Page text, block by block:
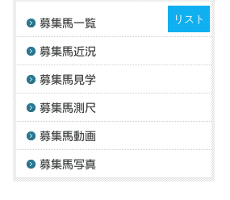
リスト